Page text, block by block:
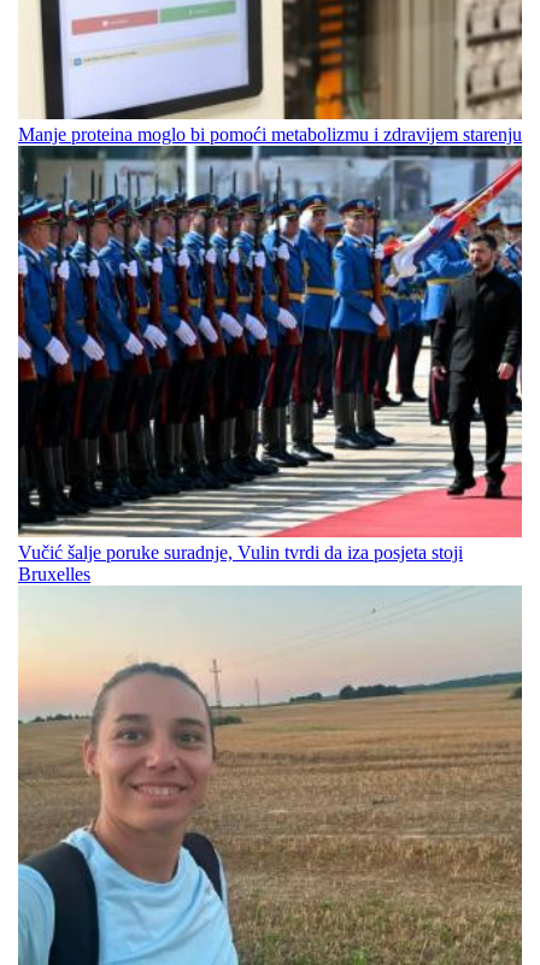
Manje proteina moglo bi pomoći metabolizmu i zdravijem starenju
Vučić šalje poruke suradnje, Vulin tvrdi da iza posjeta stoji
Bruxelles